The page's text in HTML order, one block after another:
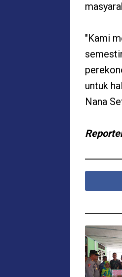
"Kami
untuk
Nana